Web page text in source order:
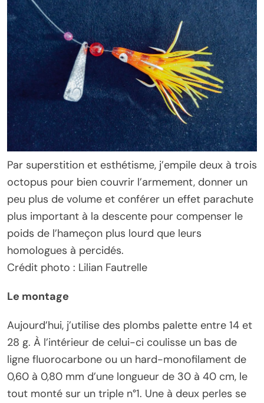
Par superstition et esthétisme, j’empile deux à trois
octopus pour bien couvrir l’armement, donner un
peu plus de volume et conférer un effet parachute
plus important à la descente pour compenser le
poids de l’hameçon plus lourd que leurs
homologues à percidés.
Crédit photo : Lilian Fautrelle
Le montage
Aujourd’hui, j’utilise des plombs palette entre 14 et
28 g. À l’intérieur de celui-ci coulisse un bas de
ligne fluorocarbone ou un hard-monofilament de
0,60 à 0,80 mm d’une longueur de 30 à 40 cm, le
tout monté sur un triple n°1. Une à deux perles se